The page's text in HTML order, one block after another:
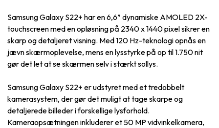
Samsung Galaxy S22+ har en 6,6” dynamiske AMOLED 2X-
touchscreen med en opløsning på 2340 x 1440 pixel sikrer en
skarp og detaljeret visning. Med 120 Hz-teknologi opnås en
jævn skærmoplevelse, mens en lysstyrke på op til 1.750 nit
gør det let at se skærmen selv i stærkt sollys.
Samsung Galaxy S22+ er udstyret med et tredobbelt
kamerasystem, der gør det muligt at tage skarpe og
detaljerede billeder i forskellige lysforhold.
Kameraopsætningen inkluderer et 50 MP vidvinkelkamera,